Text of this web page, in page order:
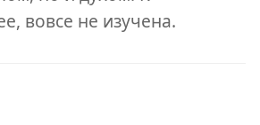
вовсе не изучена.